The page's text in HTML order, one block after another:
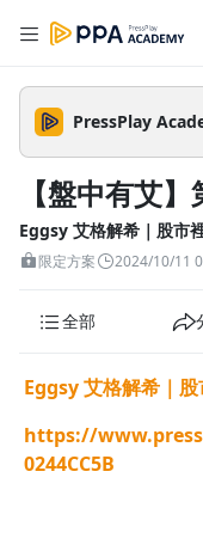
🌞 PPA 避暑
🥵 酷暑限時快
2% 點數回饋！
進修 限時開跑
即日起 - 8/13（
無上限🔥購買任
$5,000 回饋 2%
2 天前
PressPlay
【盤中有艾
Eggsy 艾格解希｜股市
限定方案 2024/10/11
全部
Eggsy 艾格解希｜
https://
0244CC5B
--:--
追蹤列表